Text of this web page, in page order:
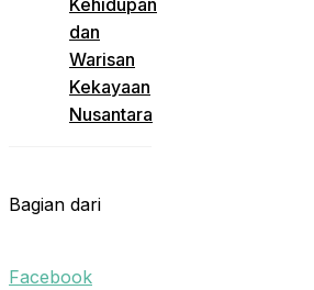
Kehidupan
dan
Warisan
Kekayaan
Nusantara
Bagian dari
Facebook